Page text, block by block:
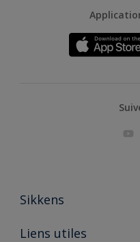
Sikkens
A propos de Sikkens
Liens utiles